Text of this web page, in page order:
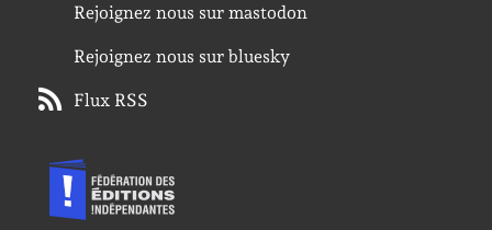
Rejoignez nous sur mastodon
Rejoignez nous sur bluesky
Flux RSS